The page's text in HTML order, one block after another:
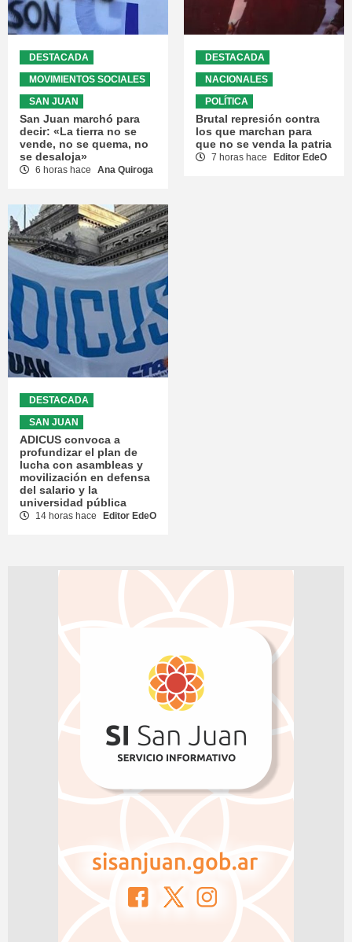
DESTACADA
MOVIMIENTOS SOCIALES
SAN JUAN
San Juan marchó para
decir: «La tierra no se
vende, no se quema, no
se desaloja»
6 horas hace Ana Quiroga
DESTACADA
NACIONALES
POLÍTICA
Brutal represión contra
los que marchan para
que no se venda la patria
7 horas hace Editor EdeO
DESTACADA
SAN JUAN
ADICUS convoca a
profundizar el plan de
lucha con asambleas y
movilización en defensa
del salario y la
universidad pública
14 horas hace Editor EdeO